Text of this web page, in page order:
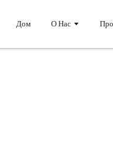
Дом О Нас